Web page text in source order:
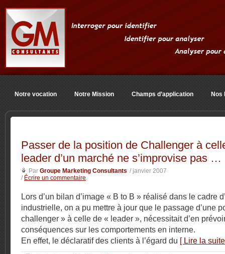
Notre vocation Notre Mission Champs d’application Nos
Passer de la position de Challenger à
leader d’un marché ne s’improvise pas …
Par Groupe Marketing Consultants / janvier 2007
/ Écrire un commentaire
Lors d’un bilan d’image « B to B » réalisé dans le cadre
industrielle, on a pu mettre à jour que le passage d’une
challenger » à celle de « leader », nécessitait d’en
conséquences sur les comportements en interne.
En effet, le déclaratif des clients à l’égard du [ Lire la